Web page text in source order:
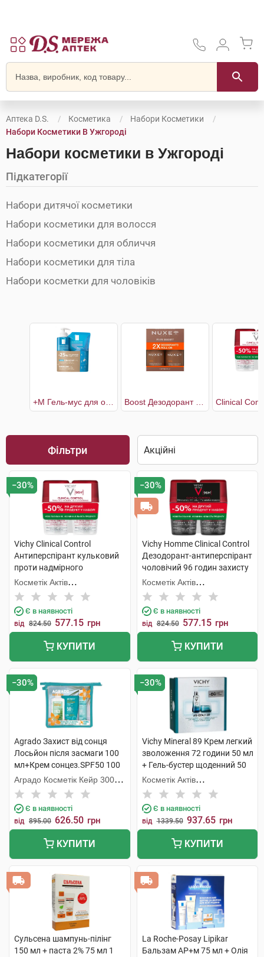
Аптека D.S. Косметика
Набори Косметики
Набори Косметики В Ужгороді
Набори косметики в Ужгороді
Підкатегорії
Набори дитячої косметики
Набори косметики для волосся
Набори косметики для обличчя
Набори косметики для тіла
Набори косметки для чоловіків
Фільтри
−30%
Vichy Clinical Control
Антиперспірант кульковий
проти надмірного
потовиділення 96 годин
захисту 2х50 мл 1 набір
Косметік Актів
Інтернаціональ
Є в наявності
від 824.50 577.15 грн
КУПИТИ
−30%
Vichy Homme Clinical Control
Дезодорант-антиперспірант
чоловічий 96 годин захисту
2х50 мл 1 набір
Косметік Актів
Інтернаціональ
Є в наявності
від 824.50 577.15 грн
КУПИТИ
−30%
Agrado Захист від сонця
Лосьйон після засмаги 100
мл+Крем сонцез.SPF50 100
мл+Міст SPF50 75
мл+косметичка 1 набір
Аградо Косметік Кейр 3000
С.Л.У.
Є в наявності
від 895.00 626.50 грн
КУПИТИ
−30%
Vichy Mineral 89 Крем легкий
зволоження 72 години 50 мл
+ Гель-бустер щоденний 50
мл 1 набір
Косметік Актів
Інтернаціональ
Є в наявності
від 1339.50 937.65 грн
КУПИТИ
Сульсена шампунь-пілінг
150 мл + паста 2% 75 мл 1
La Roche-Posay Lipikar
Бальзам AP+м 75 мл + Олія